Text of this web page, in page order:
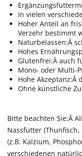
In vielen
Hoher Anteil an
Verzehr bestimmt
Naturbelassen:Â
Hohes
Glutenfrei:Â auch
Mono- oder Multi-
Hohe
Ohne künstliche
Bitte beachten Sie:Â
Nassfutter
(z.B. Kalzium,
verschiedenen